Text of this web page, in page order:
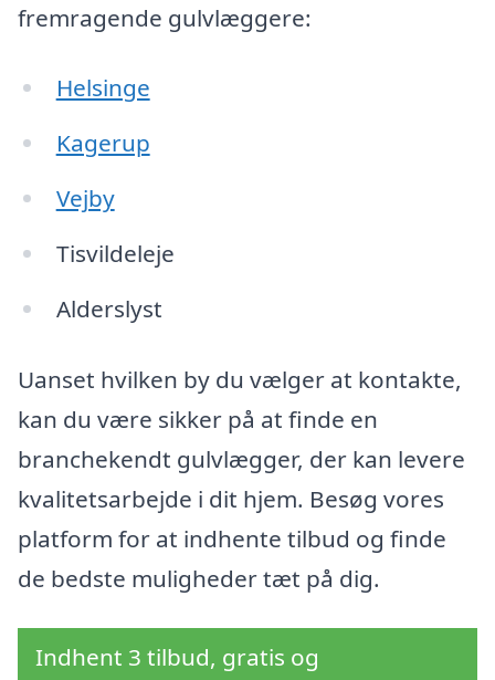
fremragende gulvlæggere:
Helsinge
Kagerup
Vejby
Tisvildeleje
Alderslyst
Uanset hvilken by du vælger at kontakte,
kan du være sikker på at finde en
branchekendt gulvlægger, der kan levere
kvalitetsarbejde i dit hjem. Besøg vores
platform for at indhente tilbud og finde
de bedste muligheder tæt på dig.
Indhent 3 tilbud, gratis og